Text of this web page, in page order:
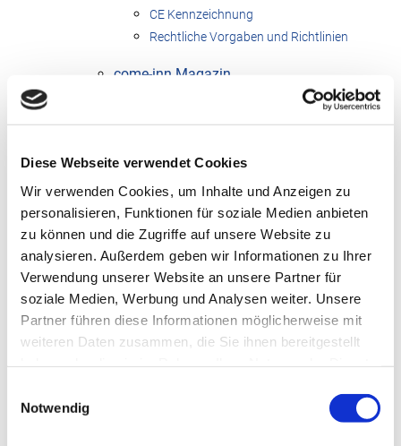
Diese Webseite verwendet Cookies
Wir verwenden Cookies, um Inhalte und Anzeigen zu
personalisieren, Funktionen für soziale Medien anbieten
zu können und die Zugriffe auf unsere Website zu
analysieren. Außerdem geben wir Informationen zu Ihrer
Verwendung unserer Website an unsere Partner für
soziale Medien, Werbung und Analysen weiter. Unsere
Partner führen diese Informationen möglicherweise mit
weiteren Daten zusammen, die Sie ihnen bereitgestellt
Notwendig
CE Kennzeichnung
Rechtliche Vorgaben und Richtlinien
come-inn Magazin
Videos
glasklar
Über glasklar
Specials
Nachhaltigkeit & Glas
Bildungsbauten & Glas